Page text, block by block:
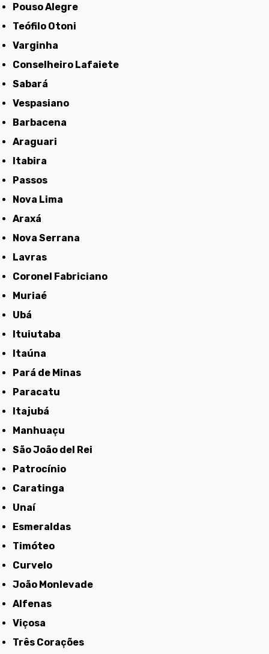
Pouso Alegre
Teófilo Otoni
Varginha
Conselheiro Lafaiete
Sabará
Vespasiano
Barbacena
Araguari
Itabira
Passos
Nova Lima
Araxá
Nova Serrana
Lavras
Coronel Fabriciano
Muriaé
Ubá
Ituiutaba
Itaúna
Pará de Minas
Paracatu
Itajubá
Manhuaçu
São João del Rei
Patrocínio
Caratinga
Unaí
Esmeraldas
Timóteo
Curvelo
João Monlevade
Alfenas
Viçosa
Três Corações